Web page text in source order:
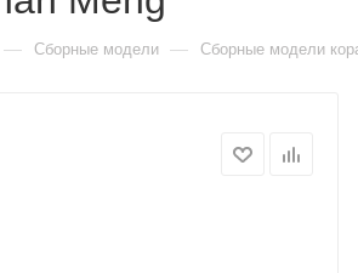
— Сборные модели — Сборные модели